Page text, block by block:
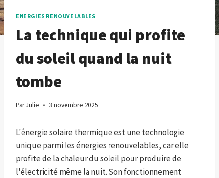
ENERGIES RENOUVELABLES
La technique qui profite
du soleil quand la nuit
tombe
ParJulie 3 novembre 2025
L'énergie solaire thermique est une technologie
unique parmi les énergies renouvelables, car elle
profite de la chaleur du soleil pour produire de
l'électricité même la nuit. Son fonctionnement